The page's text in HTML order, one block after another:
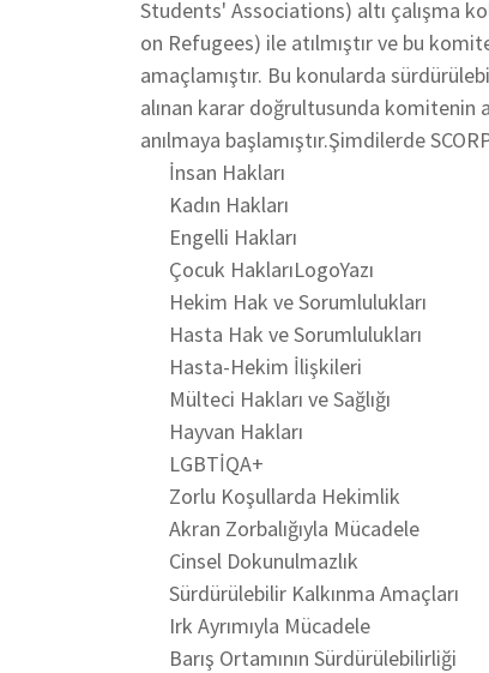
Students' Associations) altı çalışma
on Refugees) ile atılmıştır ve bu
amaçlamıştır. Bu konularda
alınan karar doğrultusunda komitenin
anılmaya başlamıştır.Şimdilerde
İnsan Hakları
Kadın Hakları
Engelli Hakları
Çocuk HaklarıLogoYazı
Hekim Hak ve Sorumlulukları
Hasta Hak ve Sorumlulukları
Hasta-Hekim İlişkileri
Mülteci Hakları ve Sağlığı
Hayvan Hakları
LGBTİQA+
Zorlu Koşullarda Hekimlik
Akran Zorbalığıyla Mücadele
Cinsel Dokunulmazlık
Sürdürülebilir Kalkınma Amaçları
Irk Ayrımıyla Mücadele
Barış Ortamının Sürdürülebilirliği